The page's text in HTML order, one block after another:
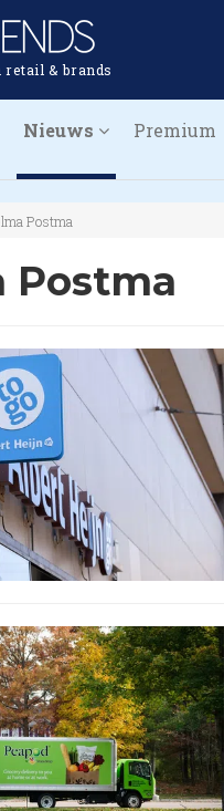
& brands
Nieuws Premium
Postma
Postma